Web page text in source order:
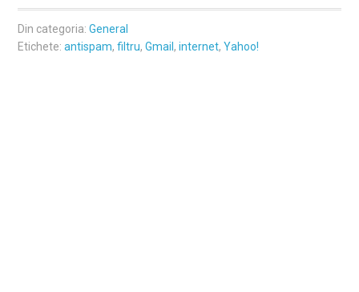
Din categoria:General
Etichete:antispam,filtru,Gmail ,internet,Yahoo!